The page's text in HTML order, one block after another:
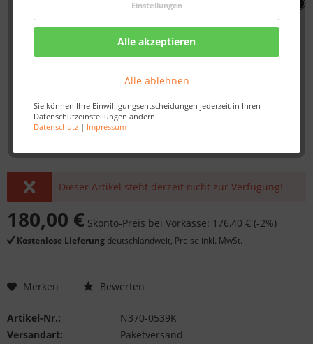
Einstellungen
Alle akzeptieren
Alle ablehnen
Sie können Ihre Einwilligungsentscheidungen jederzeit in Ihren
Datenschutzeinstellungen ändern.
Datenschutz| Impressum
Dieser Artikel steht derzeit nicht zur Verfügung!
180,00 € Skonto-Preis bei Vorkasse: 176,40 € (-2%)
Kostenlose Lieferung deutschlandweit, Preise inkl. MwSt.
Merken Bewerten
Artikel-Nr.:
N370-0539K
Versandart:
Paketversand